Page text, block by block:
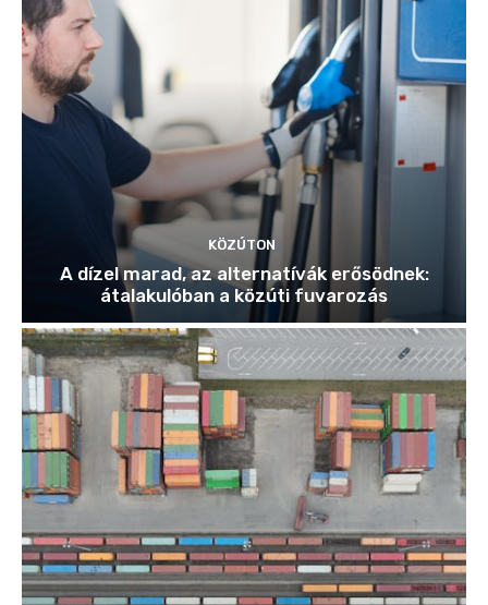
KÖZÚTON
A dízel marad, az alternatívák erősödnek:
átalakulóban a közúti fuvarozás